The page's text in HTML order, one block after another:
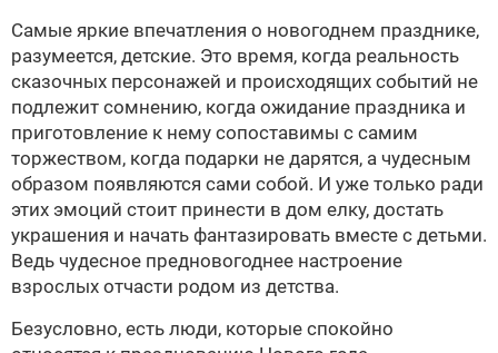
Самые яркие впечатления о новогоднем празднике,
разумеется, детские. Это время, когда реальность
сказочных персонажей и происходящих событий не
подлежит сомнению, когда ожидание праздника и
приготовление к нему сопоставимы с самим
торжеством, когда подарки не дарятся, а чудесным
образом появляются сами собой. И уже только ради
этих эмоций стоит принести в дом елку, достать
украшения и начать фантазировать вместе с детьми.
Ведь чудесное предновогоднее настроение
взрослых отчасти родом из детства.
Безусловно, есть люди, которые спокойно